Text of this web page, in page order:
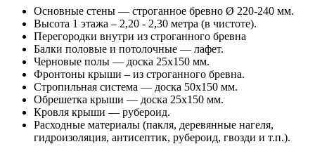
Основные стены — строганное бревно Ø 220-240 мм.
Высота 1 этажа – 2,20 - 2,30 метра (в чистоте).
Перегородки внутри из строганного бревна
Балки половые и потолочные — лафет.
Черновые полы — доска 25х150 мм.
Фронтоны крыши – из строганного бревна.
Стропильная система — доска 50х150 мм.
Обрешетка крыши — доска 25х150 мм.
Кровля крыши — рубероид.
Расходные материалы (пакля, деревянные нагеля,
гидроизоляция, антисептик, рубероид, гвозди и т.п.).